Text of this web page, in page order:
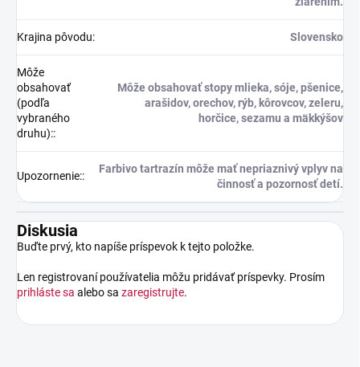
Krajina pôvodu: Slovensko
Môže
obsahovať
(podľa
vybraného
druhu)::
Môže obsahovať stopy mlieka, sóje, pšenice,
arašidov, orechov, rýb, kôrovcov, zeleru,
horčice, sezamu a mäkkýšov
Upozornenie::
Farbivo tartrazín môže mať nepriaznivý vplyv na
činnosť a pozornosť detí.
Diskusia
Buďte prvý, kto napíše príspevok k tejto položke.
Len registrovaní používatelia môžu pridávať príspevky. Prosím
prihláste sa alebo sa zaregistrujte.